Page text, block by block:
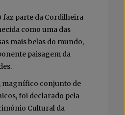
faz parte da Cordilheira
como uma das
mais belas do mundo,
paisagem da
magnífico conjunto de
foi declarado pela
Cultural da